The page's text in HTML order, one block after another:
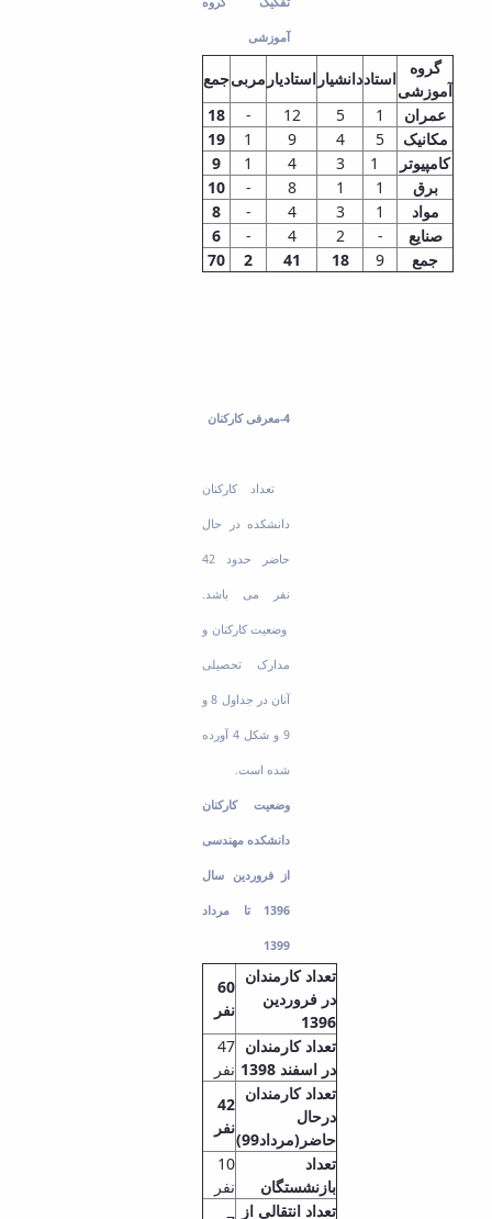
آموزشی
گروه
آموزشی
استاددانشیار استادیار مربیجمع
عمران
1
5
12
-
18
مکانیک
5
4
9
1
19
کامپیوتر
3
4
1
9
برق
1
1
8
-
10
مواد
1
3
4
-
8
صنایع
-
2
4
-
6
جمع
9
18
41
2
70
4-معرفی کارکنان
تعداد کارکنان
دانشکده در حال
حاضر حدود 42
نفر می باشد.
وضعیت کارکنان و
مدارک تحصیلی
آنان در جداول 8 و
9 و شکل 4 آورده
شده است.
وضعیت کارکنان
دانشکده مهندسی
از فروردین سال
1396 تا مرداد
1399
تعداد کارمندان
در فروردین
1396
60
نفر
تعداد کارمندان
در اسفند 1398
47
نفر
تعداد کارمندان
درحال
حاضر(مرداد99)
42
نفر
تعداد
بازنشستگان
10
نفر
تعداد انتقالی از